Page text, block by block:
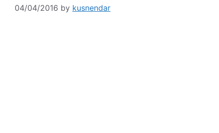
04/04/2016 by kusnendar